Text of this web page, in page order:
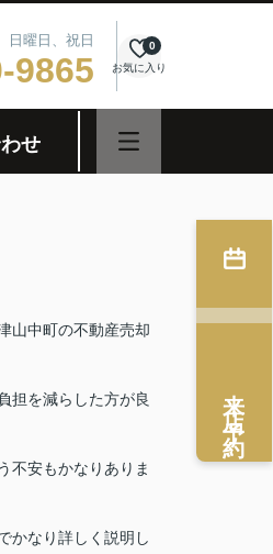
曜日、祝日
9865 お気に入り
0
せ
山中町の不動産売却
担を減らした方が良
不安もかなりありま
かなり詳しく説明し
来店予約